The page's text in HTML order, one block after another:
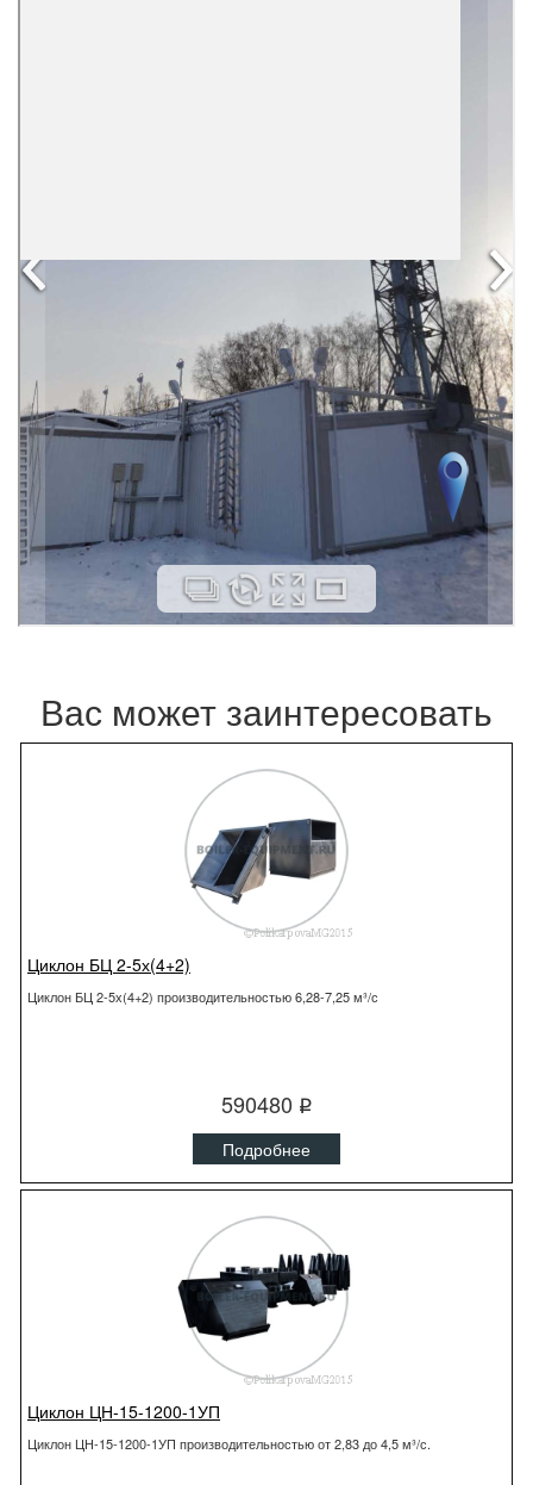
Вас может заинтересовать
Циклон БЦ 2-5х(4+2)
Циклон БЦ 2-5х(4+2) производительностью 6,28-7,25 м³/с
590480 q
Подробнее
Циклон ЦН-15-1200-1УП
Циклон ЦН-15-1200-1УП производительностью от 2,83 до 4,5 м³/с.